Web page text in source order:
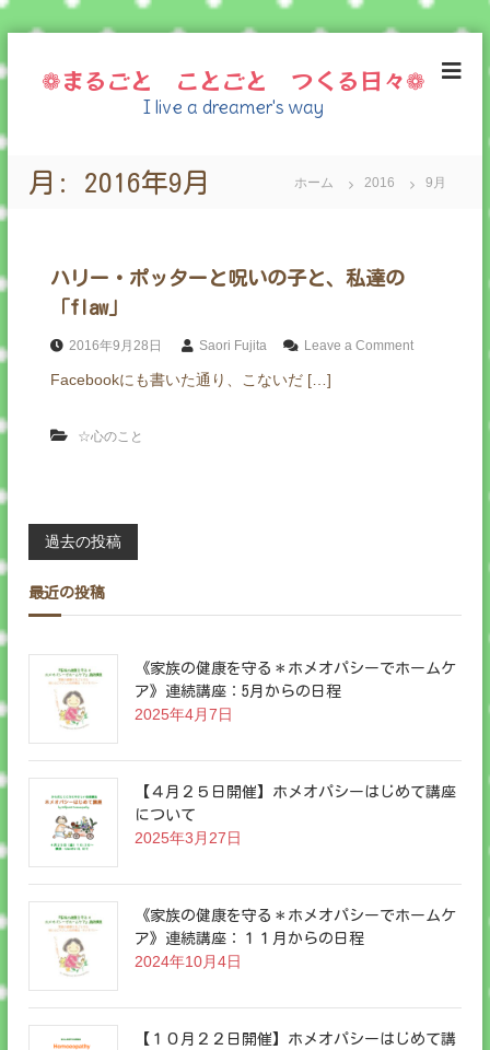
ン
ツ
キ
❁まるごと ことごと つくる日々❁
I live a dreamer's way
月: 2016年9月 ホーム 2016 9月
ハリー・ポッターと呪いの子と、私達の
「flaw」
2016年9月28日 Saori Fujita Leave a Commento
子
f
a
Facebookにも書いた通り、こないだ […]
☆心のこと
投
稿
ナ
ビ
ゲ
ー
シ
ョ
ン
過去の投稿
最近の投稿
《家族の健康を守る＊ホメオパシーでホームケ
ア》連続講座：5月からの日程
2025年4月7日
【４月２５日開催】ホメオパシーはじめて講座
について
2025年3月27日
《家族の健康を守る＊ホメオパシーでホームケ
ア》連続講座：１１月からの日程
2024年10月4日
【１０月２２日開催】ホメオパシーはじめて講